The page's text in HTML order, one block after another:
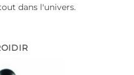
dans l'univers.